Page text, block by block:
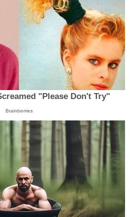
"Please Don't Try"
Brainberries